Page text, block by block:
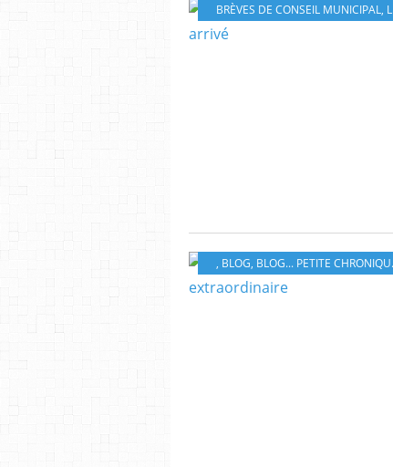
BRÈVES DE CONSEIL MUNICIPAL, LETTRES À ELISE
, BLOG, BLOG... PETITE CHRONIQUE ÉBROÏCIENNE